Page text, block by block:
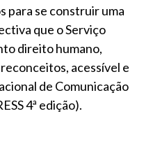
para se construir uma
que o Serviço
direito humano,
acessível e
de Comunicação
4ª edição).